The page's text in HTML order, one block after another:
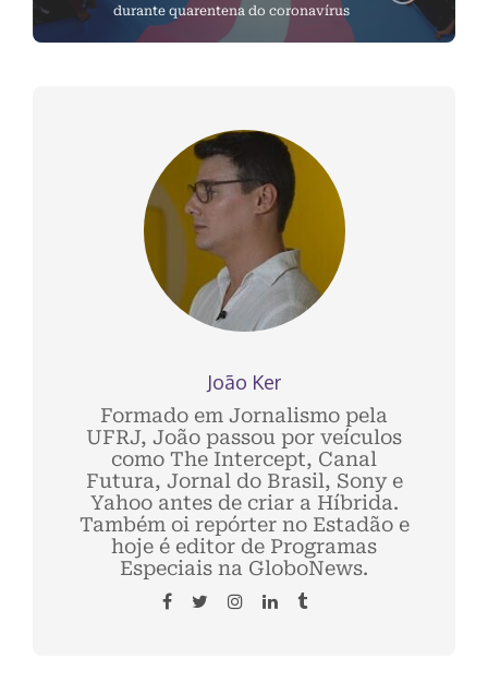
durante quarentena do coronavírus
João Ker
Formado em Jornalismo pela
UFRJ, João passou por veículos
como The Intercept, Canal
Futura, Jornal do Brasil, Sony e
Yahoo antes de criar a Híbrida.
Também oi repórter no Estadão e
hoje é editor de Programas
Especiais na GloboNews.